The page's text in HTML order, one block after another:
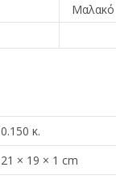
Μαλακό
0.150 κ.
21 × 19 × 1 cm